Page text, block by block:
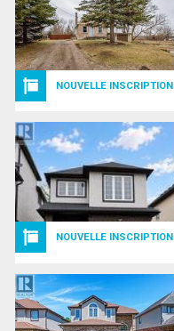
NOUVELLE INSCRIPTION
NOUVELLE INSCRIPTION